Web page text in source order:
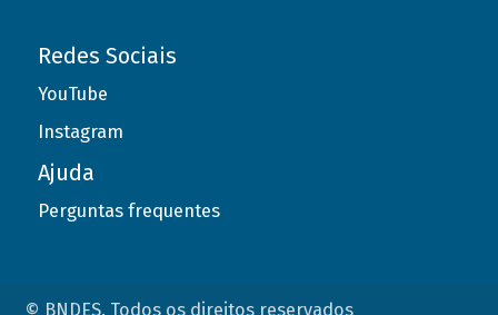
Redes Sociais
YouTube
Instagram
Ajuda
Perguntas frequentes
© BNDES. Todos os direitos reservados